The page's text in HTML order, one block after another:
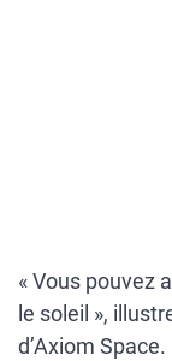
« Vous pouvez
le soleil »,
d’Axiom